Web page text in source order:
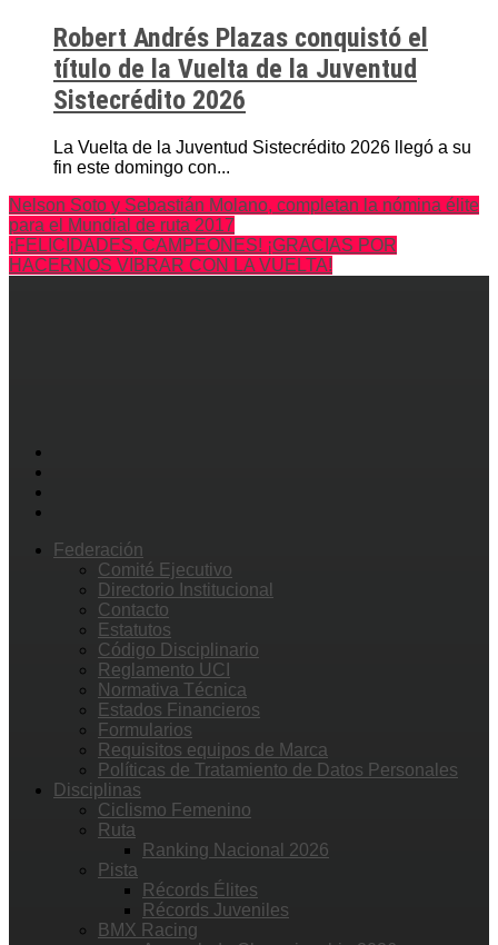
Robert Andrés Plazas conquistó el
título de la Vuelta de la Juventud
Sistecrédito 2026
La Vuelta de la Juventud Sistecrédito 2026 llegó a su
fin este domingo con...
Nelson Soto y Sebastián Molano, completan la nómina élite
para el Mundial de ruta 2017
¡FELICIDADES, CAMPEONES! ¡GRACIAS POR
HACERNOS VIBRAR CON LA VUELTA!
Federación
Comité Ejecutivo
Directorio Institucional
Contacto
Estatutos
Código Disciplinario
Reglamento UCI
Normativa Técnica
Estados Financieros
Formularios
Requisitos equipos de Marca
Políticas de Tratamiento de Datos Personales
Disciplinas
Ciclismo Femenino
Ruta
Ranking Nacional 2026
Pista
Récords Élites
Récords Juveniles
BMX Racing